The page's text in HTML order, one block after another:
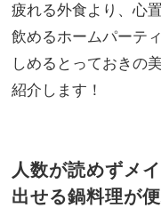
疲れる外食より、心
飲めるホームパーテ
しめるとっておきの
紹介します！
人数が読めずメ
出せる鍋料理が便